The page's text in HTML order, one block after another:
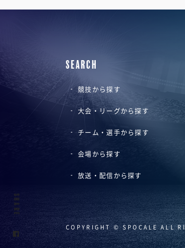
SEARCH
競技から探す
大会・リーグから探す
チーム・選手から探す
会場から探す
放送・配信から探す
COPYRIGHT © SPOCALE ALL
SHARE